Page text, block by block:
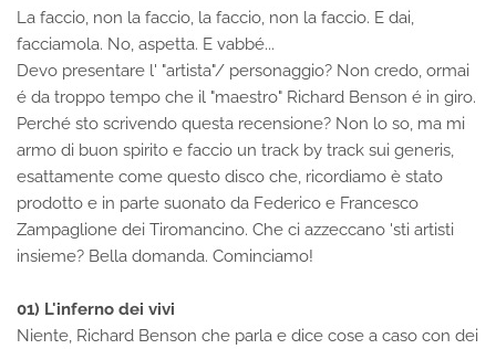
La faccio, non la faccio, la faccio, non la faccio. E dai,
facciamola. No, aspetta. E vabbé...
Devo presentare l' "artista"/ personaggio? Non credo, ormai
é da troppo tempo che il "maestro" Richard Benson é in giro.
Perché sto scrivendo questa recensione? Non lo so, ma mi
armo di buon spirito e faccio un track by track sui generis,
esattamente come questo disco che, ricordiamo è stato
prodotto e in parte suonato da Federico e Francesco
Zampaglione dei Tiromancino​. Che ci azzeccano 'sti artisti
insieme? Bella domanda. Cominciamo!
01) L'inferno dei vivi
Niente, Richard Benson che parla e dice cose a caso con dei